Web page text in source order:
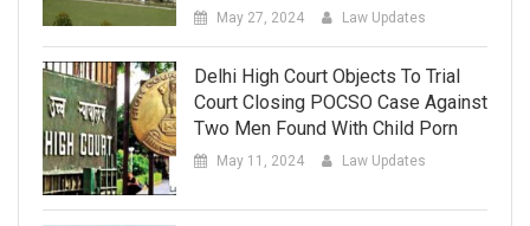
May 27, 2024 Law Updates
Delhi High Court Objects To Trial
Court Closing POCSO Case Against
Two Men Found With Child Porn
May 11, 2024 Law Updates